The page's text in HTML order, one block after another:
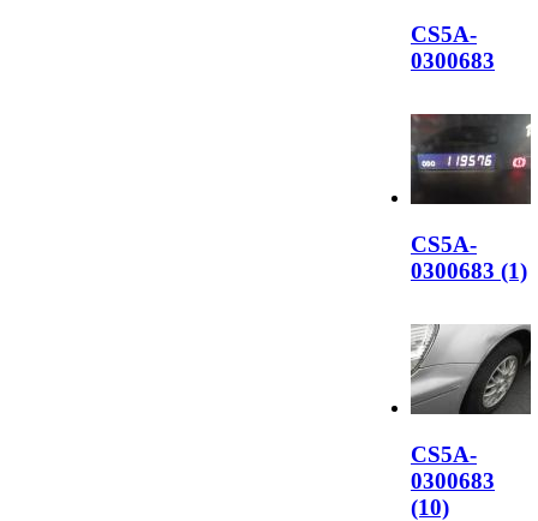
CS5A-
0300683
CS5A-
0300683 (1)
CS5A-
0300683
(10)